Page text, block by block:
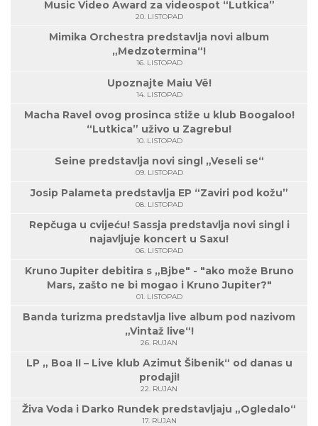
Music Video Award za videospot “Lutkica”
20. LISTOPAD
Mimika Orchestra predstavlja novi album
„Medzotermina“!
16. LISTOPAD
Upoznajte Maiu Vë!
14. LISTOPAD
Macha Ravel ovog prosinca stiže u klub Boogaloo!
“Lutkica” uživo u Zagrebu!
10. LISTOPAD
Seine predstavlja novi singl „Veseli se“
09. LISTOPAD
Josip Palameta predstavlja EP “Zaviri pod kožu”
08. LISTOPAD
Repčuga u cvijeću! Sassja predstavlja novi singl i
najavljuje koncert u Saxu!
06. LISTOPAD
Kruno Jupiter debitira s „Bjbe" - "ako može Bruno
Mars, zašto ne bi mogao i Kruno Jupiter?"
01. LISTOPAD
Banda turizma predstavlja live album pod nazivom
„Vintaž live“!
26. RUJAN
LP „ Boa II – Live klub Azimut Šibenik“ od danas u
prodaji!
22. RUJAN
Živa Voda i Darko Rundek predstavljaju „Ogledalo“
17. RUJAN